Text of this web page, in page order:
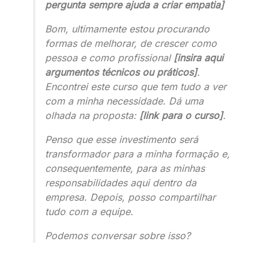
pergunta sempre ajuda a criar empatia]
Bom, ultimamente estou procurando
formas de melhorar, de crescer como
pessoa e como profissional [insira aqui
argumentos técnicos ou práticos].
Encontrei este curso que tem tudo a ver
com a minha necessidade. Dá uma
olhada na proposta: [link para o curso].
Penso que esse investimento será
transformador para a minha formação e,
consequentemente, para as minhas
responsabilidades aqui dentro da
empresa. Depois, posso compartilhar
tudo com a equipe.
Podemos conversar sobre isso?